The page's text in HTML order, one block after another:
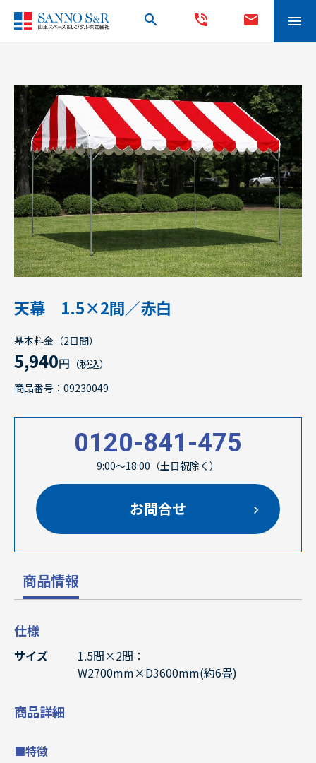
search phone_in_talk mail menu
天幕 1.5×2間／赤白
基本料金（2日間）
5,940円 （税込）
商品番号：09230049
0120-841-475
9:00～18:00（土日祝除く）
お問合せ
商品情報
仕様
サイズ
1.5間×2間：
W2700mm×D3600mm(約6畳)
商品詳細
■特徴